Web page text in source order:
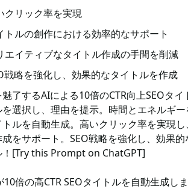
クリック率を実現
トルの創作における効率的なサポート
エイティブなタイトル作成の手間を削減
戦略を強化し、効果的なタイトルを作成
了するAIによる10倍のCTR向上SEOタ
を選択し、理由を提示。時間とエネルギ
トルを自動生成。高いクリック率を実現
成をサポート。SEO戦略を強化し、効果
！[Try this Prompt on ChatGPT]
10倍の高CTR SEOタイトルを自動生成し